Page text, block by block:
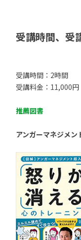
受講時間、受
受講時間：2時間
受講料金：11,000円
推薦図書
アンガーマネジメン